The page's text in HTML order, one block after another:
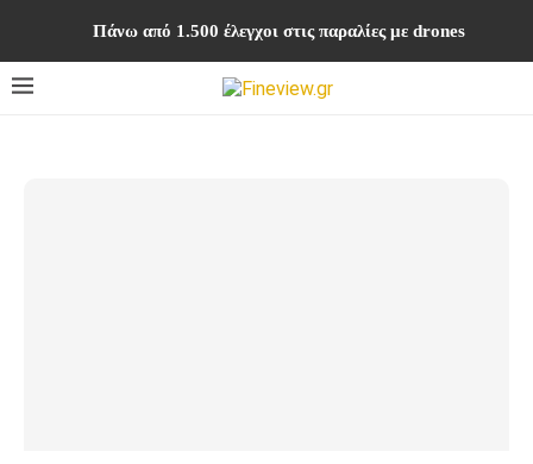
Πάνω από 1.500 έλεγχοι στις παραλίες με drones